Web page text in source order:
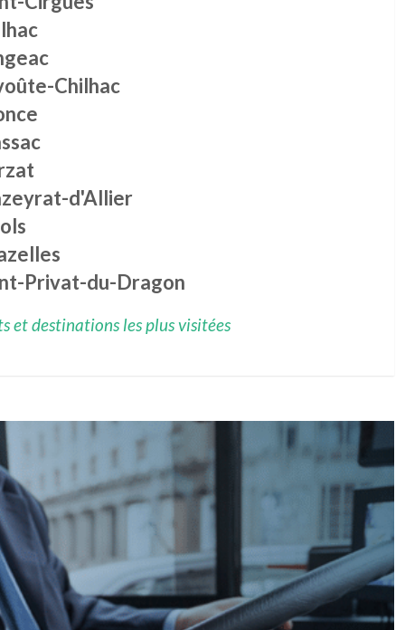
Chilhac
d'Allier
Privat-du-Dragon
et destinations les plus visitées